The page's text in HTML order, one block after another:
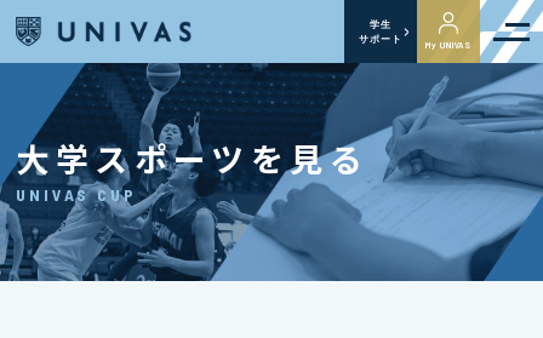
学生
サポート
My UNIVAS
大学スポーツを見る
UNIVAS CUP